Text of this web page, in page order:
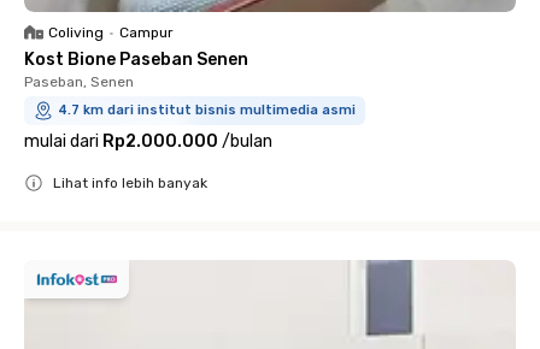
Coliving • Campur
Kost Bione Paseban Senen
Paseban, Senen
4.7 km dari institut bisnis multimedia asmi
mulai dari Rp2.000.000 /bulan
Lihat info lebih banyak